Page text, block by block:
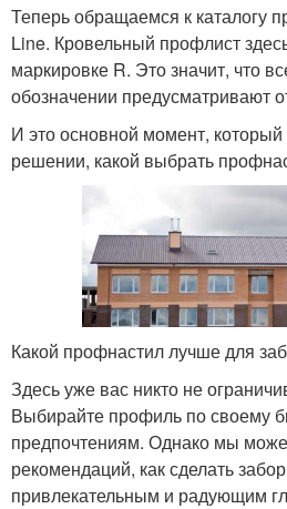
Теперь обращаемся к каталогу
Line. Кровельный профлист
маркировке R. Это значит, что
обозначении предусматривают
И это основной момент,
решении, какой выбрать
Какой профнастил лучше для
Здесь уже вас никто не
Выбирайте профиль по своему
предпочтениям. Однако мы
рекомендаций, как сделать
привлекательным и радующим